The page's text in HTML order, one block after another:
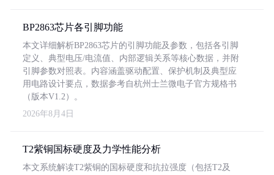
BP2863芯片各引脚功能
本文详细解析BP2863芯片的引脚功能及参数，包括各引脚
定义、典型电压/电流值、内部逻辑关系等核心数据，并附
引脚参数对照表。内容涵盖驱动配置、保护机制及典型应
用电路设计要点，数据参考自杭州士兰微电子官方规格书
（版本V1.2）。
2026年8月4日
T2紫铜国标硬度及力学性能分析
本文系统解读T2紫铜的国标硬度和抗拉强度（包括T2及